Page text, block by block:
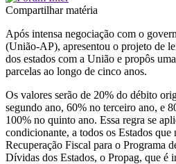
Compartilhar matéria
Após intensa negociação com o
(União-AP), apresentou o projeto de
dos estados com a União e propôs
parcelas ao longo de cinco anos.
Os valores serão de 20% do débito
segundo ano, 60% no terceiro ano, e
100% no quinto ano. Essa regra se
condicionante, a todos os Estados
Recuperação Fiscal para o Programa
Dívidas dos Estados, o Propag, que é